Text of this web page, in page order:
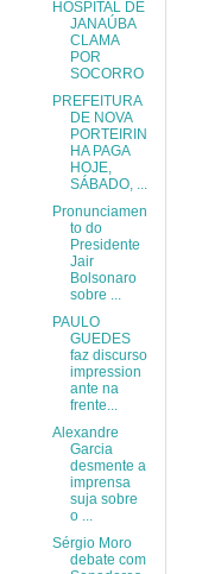
HOSPITAL DE
JANAÚBA
CLAMA
POR
SOCORRO
PREFEITURA
DE NOVA
PORTEIRIN
HA PAGA
HOJE,
SÁBADO, ...
Pronunciamen
to do
Presidente
Jair
Bolsonaro
sobre ...
PAULO
GUEDES
faz discurso
impression
ante na
frente...
Alexandre
Garcia
desmente a
imprensa
suja sobre
o ...
Sérgio Moro
debate com